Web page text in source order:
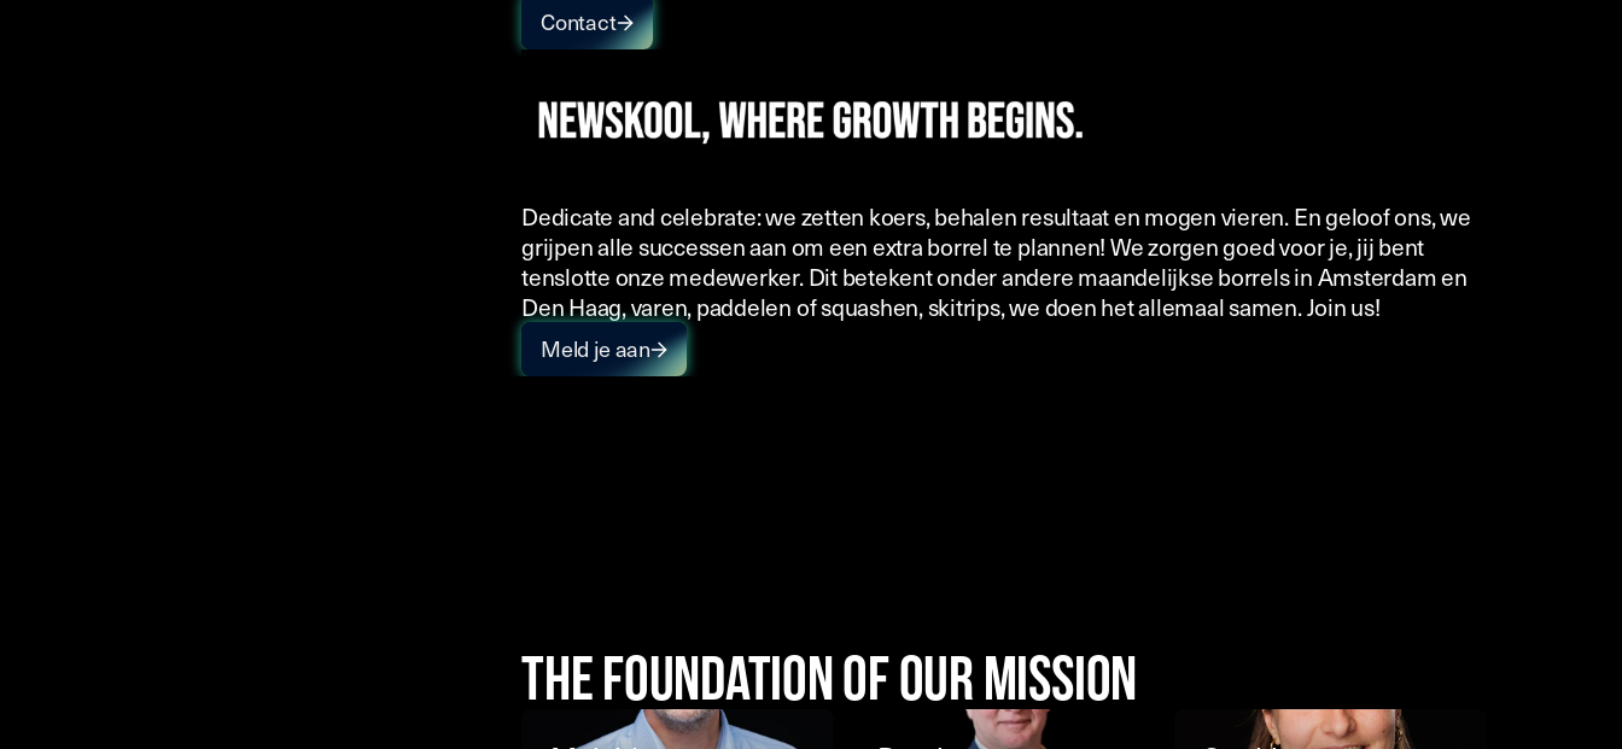
Contact
Dedicate and celebrate: we zetten koers, behalen resultaat en mogen vieren. En geloof ons, we
grijpen alle successen aan om een extra borrel te plannen! We zorgen goed voor je, jij bent
tenslotte onze medewerker. Dit betekent onder andere maandelijkse borrels in Amsterdam en
Den Haag, varen, paddelen of squashen, skitrips, we doen het allemaal samen. Join us!
Meld je aan
The foundation of our mission